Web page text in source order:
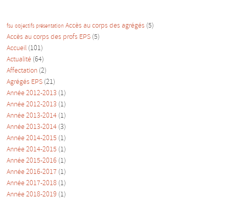
fsu objectifs présentation Accès au corps des agrégés (5)
Accès au corps des profs EPS (5)
Accueil (101)
Actualité (64)
Affectation (2)
Agrégés EPS (21)
Année 2012-2013 (1)
Année 2012-2013 (1)
Année 2013-2014 (1)
Année 2013-2014 (3)
Année 2014-2015 (1)
Année 2014-2015 (1)
Année 2015-2016 (1)
Année 2016-2017 (1)
Année 2017-2018 (1)
Année 2018-2019 (1)